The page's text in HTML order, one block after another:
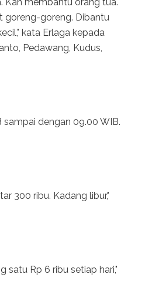
goreng-goreng. Dibantu
kata Erlaga kepada
Pedawang, Kudus,
sampai dengan 09.00 WIB.
300 ribu. Kadang libur,"
satu Rp 6 ribu setiap hari,"